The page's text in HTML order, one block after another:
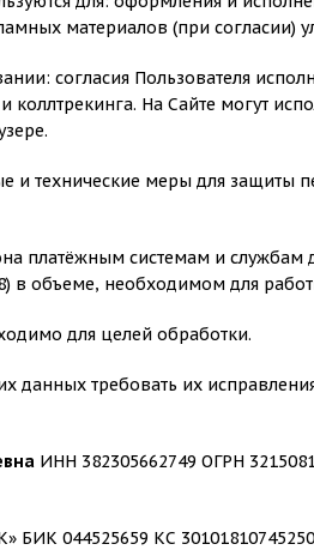
материалов (при согласии)
согласия Пользователя
На Сайте могут
технические меры для защиты
платёжным системам и службам
в объеме, необходимом для
для целей обработки.
данных требовать их
ИНН 382305662749 ОГРН
044525659 КС